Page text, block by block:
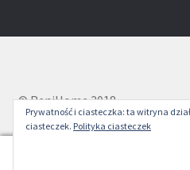
© ReniHome 2018
Prywatność i ciasteczka: ta witryna
ciasteczek. Polityka ciasteczek